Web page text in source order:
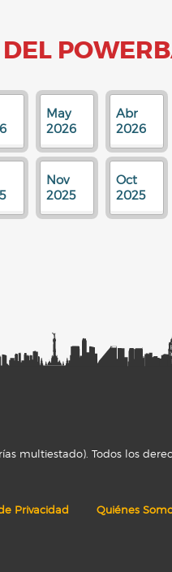
May
2026
Abr
2026
Nov
2025
Oct
2025
multiestado). Todos los
Privacidad Quiénes